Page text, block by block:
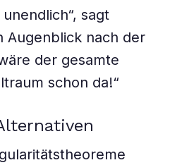
sagt
Augenblick nach der
der gesamte
schon da!“